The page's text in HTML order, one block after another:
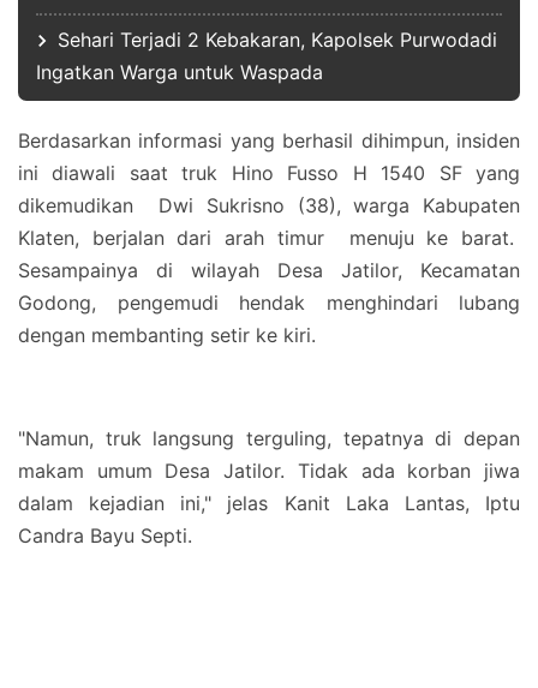
Sehari Terjadi 2 Kebakaran, Kapolsek Purwodadi
Ingatkan Warga untuk Waspada
Berdasarkan informasi yang berhasil dihimpun, insiden
ini diawali saat truk Hino Fusso H 1540 SF yang
dikemudikan Dwi Sukrisno (38), warga Kabupaten
Klaten, berjalan dari arah timur menuju ke barat.
Sesampainya di wilayah Desa Jatilor, Kecamatan
Godong, pengemudi hendak menghindari lubang
dengan membanting setir ke kiri.
"Namun, truk langsung terguling, tepatnya di depan
makam umum Desa Jatilor. Tidak ada korban jiwa
dalam kejadian ini," jelas Kanit Laka Lantas, Iptu
Candra Bayu Septi.